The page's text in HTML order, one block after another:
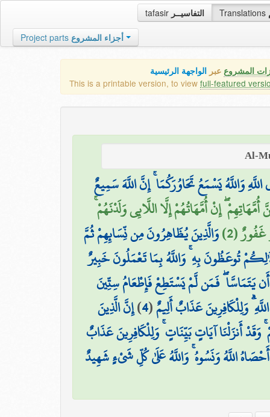
tafasir التفاسيــر Translations
Project parts أجزاء المشروع
المشروع عبر الواجهة الرئيسية
This is a printable version, to view full-featured
وَاللَّهُ يَسْمَعُ تَحَاوُرَكُمَا ۚ إِنَّ اللَّهَ سَمِيعٌ
إِنْ أُمَّهَاتُهُمْ إِلَّا اللَّائِي وَلَدْنَهُمْ
(2) وَالَّذِينَ يُظَاهِرُونَ مِن نِّسَائِهِمْ ثُمَّ
تُوعَظُونَ بِهِ ۚ وَاللَّهُ بِمَا تَعْمَلُونَ خَبِيرٌ
يَتَمَاسَّا ۖ فَمَن لَّمْ يَسْتَطِعْ فَإِطْعَامُ سِتِّينَ
وَلِلْكَافِرِينَ عَذَابٌ أَلِيمٌ(
4
)إِنَّ الَّذِينَ
أَنزَلْنَا آيَاتٍ بَيِّنَاتٍ ۚ وَلِلْكَافِرِينَ عَذَابٌ
اللَّهُ وَنَسُوهُ ۚ وَاللَّهُ عَلَىٰ كُلِّ شَيْءٍ شَهِيدٌ